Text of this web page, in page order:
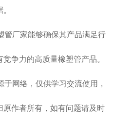
管厂家能够确保其产品满足行
争力的高质量橡塑管产品。
网络，仅供学习交流使用，
作者所有，如有问题请及时